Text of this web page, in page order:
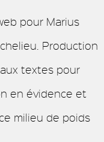
pour Marius
Production
textes pour
en évidence et
milieu de poids